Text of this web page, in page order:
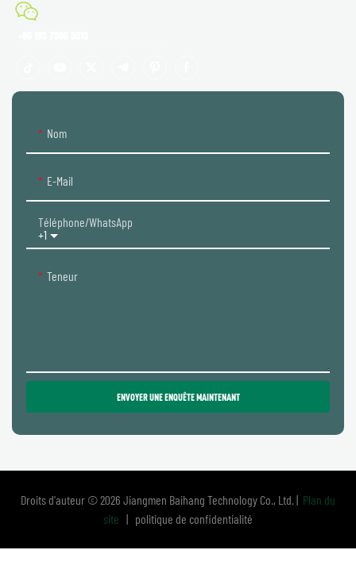
Nom
E-Mail
+1
Téléphone/WhatsApp
Teneur
ENVOYER UNE ENQUÊTE MAINTENANT
Droits d'auteur © 2026 Jiangmen Baihang Technology Co., Ltd. | Plan du
site | politique de confidentialité